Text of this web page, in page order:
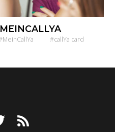
#callYa card